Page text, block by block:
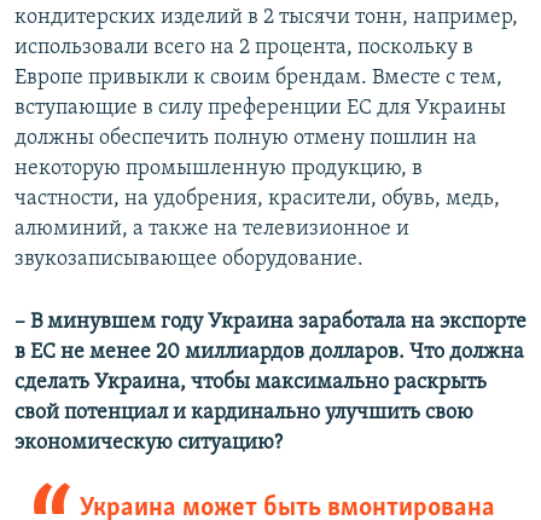
кондитерских изделий в 2 тысячи тонн, например,
использовали всего на 2 процента, поскольку в
Европе привыкли к своим брендам. Вместе с тем,
вступающие в силу преференции ЕС для Украины
должны обеспечить полную отмену пошлин на
некоторую промышленную продукцию, в
частности, на удобрения, красители, обувь, медь,
алюминий, а также на телевизионное и
звукозаписывающее оборудование.
– В минувшем году Украина заработала на экспорте
в ЕС не менее 20 миллиардов долларов. Что должна
сделать Украина, чтобы максимально раскрыть
свой потенциал и кардинально улучшить свою
экономическую ситуацию?
Украина может быть вмонтирована